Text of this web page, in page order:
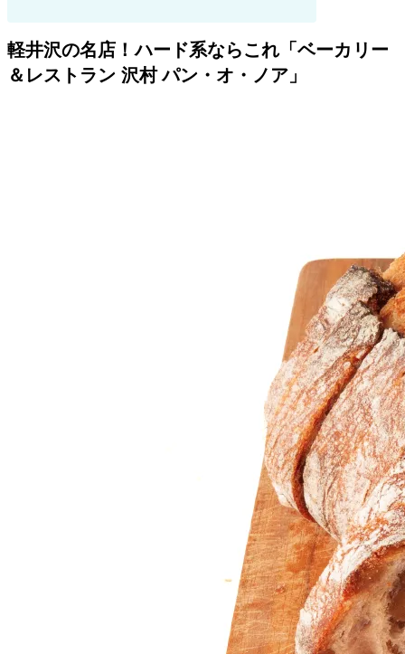
軽井沢の名店！ハード系ならこれ「ベーカリー
＆レストラン 沢村 パン・オ・ノア」